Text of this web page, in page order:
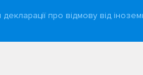
про відмову від